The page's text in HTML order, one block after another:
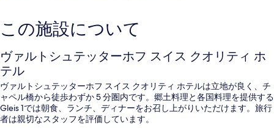
この施設について
ヴァルトシュテッターホフ スイス クオリティ ホ
テル
ヴァルトシュテッターホフ スイス クオリティ ホテルは立地が良く、チ
ャペル橋から徒歩わずか 5 分圏内です。郷土料理と各国料理を提供する
Gleis 1では朝食、ランチ、ディナーをお召し上がりいただけます。旅行
者は親切なスタッフを評価しています。